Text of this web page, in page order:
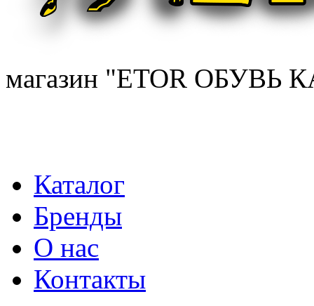
магазин "ETOR ОБУВЬ
Каталог
Бренды
О нас
Контакты